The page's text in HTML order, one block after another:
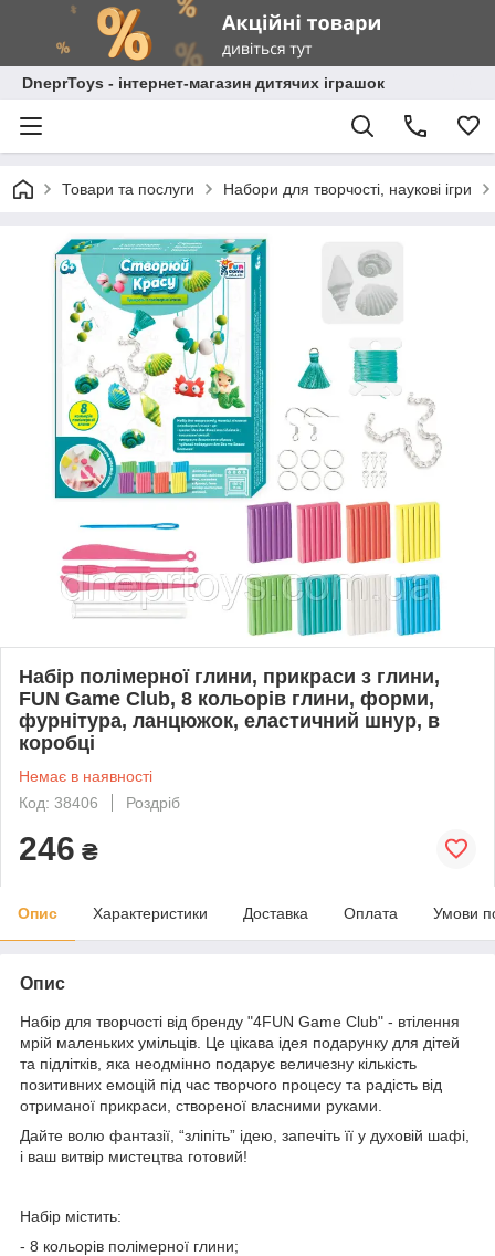
DneprToys - інтернет-магазин дитячих іграшок
Товари та послуги Набори для творчості, наукові ігри
Набір полімерної глини, прикраси з глини,
FUN Game Club, 8 кольорів глини, форми,
фурнітура, ланцюжок, еластичний шнур, в
коробці
Немає в наявності
Код: 38406
Роздріб
246 ₴
Опис Характеристики Доставка Оплата Умови
Опис
Набір для творчості від бренду "4FUN Game Club" - втілення
мрій маленьких умільців. Це цікава ідея подарунку для дітей
та підлітків, яка неодмінно подарує величезну кількість
позитивних емоцій під час творчого процесу та радість від
отриманої прикраси, створеної власними руками.
Дайте волю фантазії, “зліпіть” ідею, запечіть її у духовій шафі,
і ваш витвір мистецтва готовий!
Набір містить:
- 8 кольорів полімерної глини;